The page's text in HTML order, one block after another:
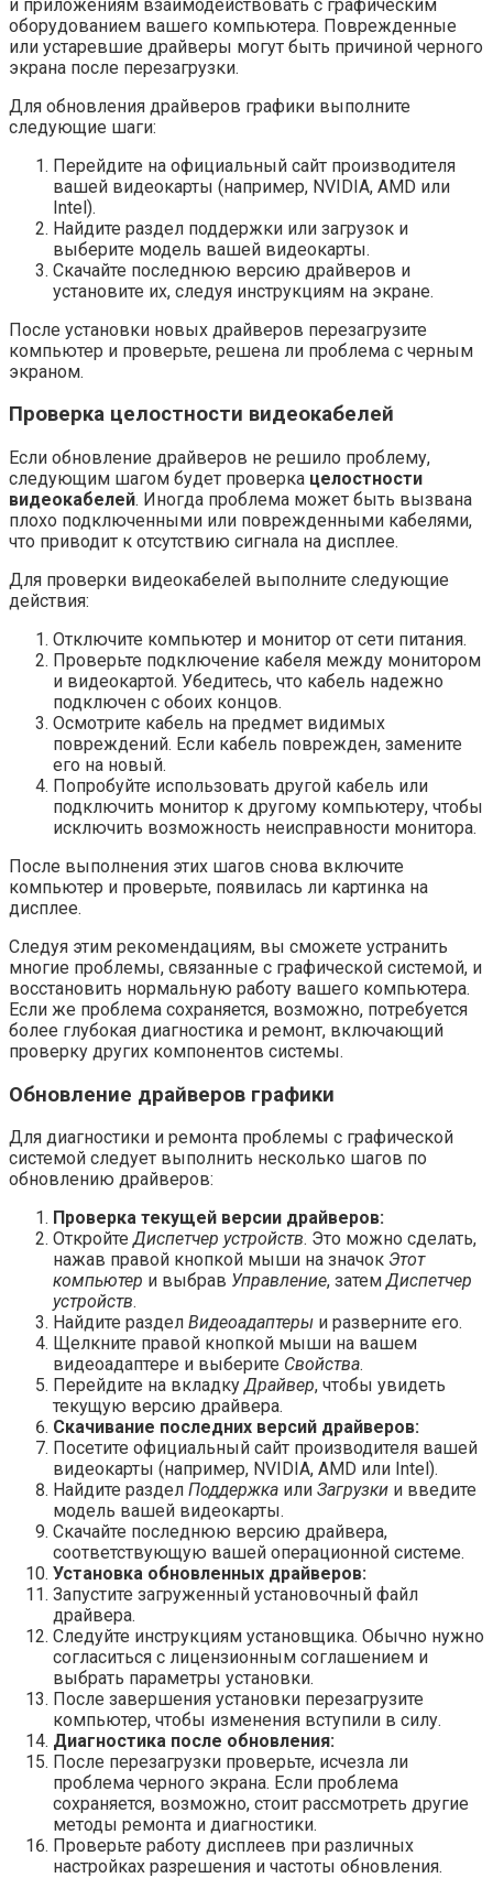
и приложениям взаимодействовать с графическим
оборудованием вашего компьютера. Поврежденные
или устаревшие драйверы могут быть причиной черного
экрана после перезагрузки.
Для обновления драйверов графики выполните
следующие шаги:
Перейдите на официальный сайт производителя
вашей видеокарты (например, NVIDIA, AMD или
Intel).
Найдите раздел поддержки или загрузок и
выберите модель вашей видеокарты.
Скачайте последнюю версию драйверов и
установите их, следуя инструкциям на экране.
После установки новых драйверов перезагрузите
компьютер и проверьте, решена ли проблема с черным
экраном.
Проверка целостности видеокабелей
Если обновление драйверов не решило проблему,
следующим шагом будет проверка целостности
видеокабелей. Иногда проблема может быть вызвана
плохо подключенными или поврежденными кабелями,
что приводит к отсутствию сигнала на дисплее.
Для проверки видеокабелей выполните следующие
действия:
Отключите компьютер и монитор от сети питания.
Проверьте подключение кабеля между монитором
и видеокартой. Убедитесь, что кабель надежно
подключен с обоих концов.
Осмотрите кабель на предмет видимых
повреждений. Если кабель поврежден, замените
его на новый.
Попробуйте использовать другой кабель или
подключить монитор к другому компьютеру, чтобы
исключить возможность неисправности монитора.
После выполнения этих шагов снова включите
компьютер и проверьте, появилась ли картинка на
дисплее.
Следуя этим рекомендациям, вы сможете устранить
многие проблемы, связанные с графической системой, и
восстановить нормальную работу вашего компьютера.
Если же проблема сохраняется, возможно, потребуется
более глубокая диагностика и ремонт, включающий
проверку других компонентов системы.
Обновление драйверов графики
Для диагностики и ремонта проблемы с графической
системой следует выполнить несколько шагов по
обновлению драйверов:
Проверка текущей версии драйверов:
ОткройтеДиспетчер устройств. Это можно сделать,
нажав правой кнопкой мыши на значок Этот
компьютер и выбрав Управление, затемДиспетчер
устройств.
Найдите раздел Видеоадаптеры и разверните его.
Щелкните правой кнопкой мыши на вашем
видеоадаптере и выберите Свойства.
Перейдите на вкладкуДрайвер, чтобы увидеть
текущую версию драйвера.
Скачивание последних версий драйверов:
Посетите официальный сайт производителя вашей
видеокарты (например, NVIDIA, AMD или Intel).
Найдите раздел Поддержка или Загрузки и введите
модель вашей видеокарты.
Скачайте последнюю версию драйвера,
соответствующую вашей операционной системе.
Установка обновленных драйверов:
Запустите загруженный установочный файл
драйвера.
Следуйте инструкциям установщика. Обычно нужно
согласиться с лицензионным соглашением и
выбрать параметры установки.
После завершения установки перезагрузите
компьютер, чтобы изменения вступили в силу.
Диагностика после обновления:
После перезагрузки проверьте, исчезла ли
проблема черного экрана. Если проблема
сохраняется, возможно, стоит рассмотреть другие
методы ремонта и диагностики.
Проверьте работу дисплеев при различных
настройках разрешения и частоты обновления.